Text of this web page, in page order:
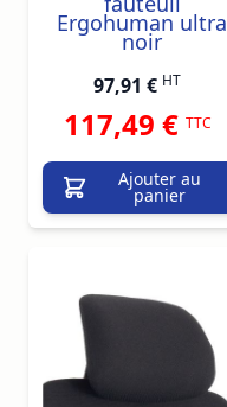
Ergohuman ultra
noir
97,91 € HT
117,49 € TTC
Ajouter au
panier